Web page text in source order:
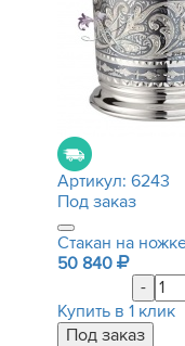
Артикул: 6243
Под заказ
Стакан на
50 840
-
Купить в 1 клик